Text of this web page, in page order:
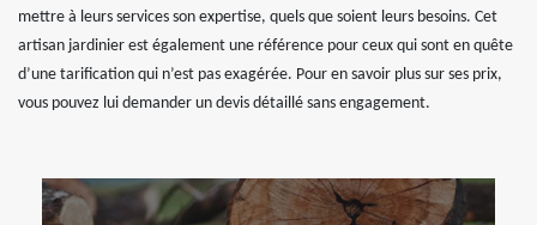
mettre à leurs services son expertise, quels que soient leurs besoins. Cet
artisan jardinier est également une référence pour ceux qui sont en quête
d’une tarification qui n’est pas exagérée. Pour en savoir plus sur ses prix,
vous pouvez lui demander un devis détaillé sans engagement.